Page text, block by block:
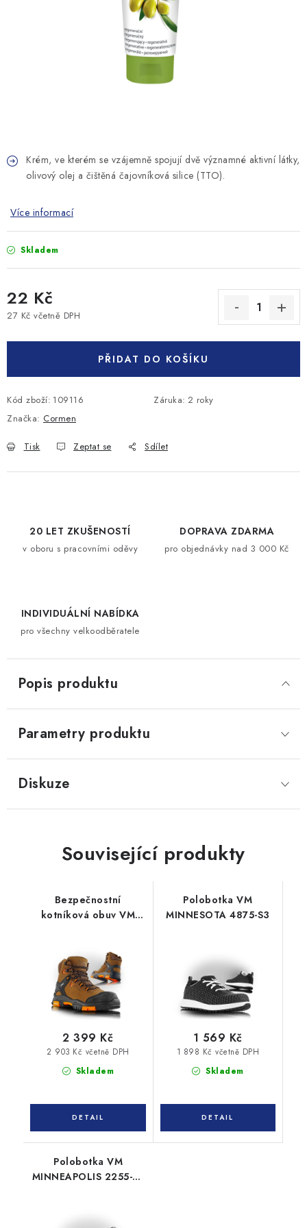
Kontakty
Náhradní plnění
Krém, ve kterém se vzájemně spojují dvě významné aktivní látky,
olivový olej a čištěná čajovníková silice (TTO).
Více informací
Skladem
22 Kč
27 Kč včetně DPH
PŘIDAT DO KOŠÍKU
Kód zboží: 109116 Záruka: 2 roky
Značka: Cormen
Tisk Zeptat se Sdílet
20 LET ZKUŠENOSTÍ
v oboru s pracovními oděvy
DOPRAVA ZDARMA
pro objednávky nad 3 000 Kč
INDIVIDUÁLNÍ NABÍDKA
pro všechny velkoodběratele
Popis produktu
Parametry produktu
Diskuze
Související produkty
Bezpečnostní
kotníková obuv VM
Skladem
2 903 Kč včetně DPH
2 399 Kč
Polobotka VM
MINNESOTA 4875-S3
Skladem
1 898 Kč včetně DPH
1 569 Kč
Polobotka VM
MINNEAPOLIS 2255-S3